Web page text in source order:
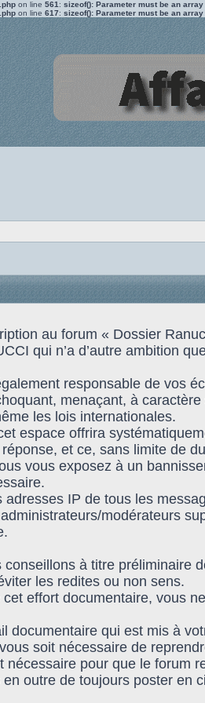
on line 561 : sizeof(): Parameter must be an
on line 617: sizeof(): Parameter must be an
au forum « Dossier
qui n’a d’autre ambition
responsable de vos
menaçant, à
les lois internationales.
espace offrira
et ce, sans limite de
vous exposez à un
adresses IP de tous les
modérateurs
conseillons à titre
les redites ou non sens.
effort documentaire, vous
documentaire qui est mis à
soit nécessaire de
nécessaire pour que le forum
outre de toujours poster en